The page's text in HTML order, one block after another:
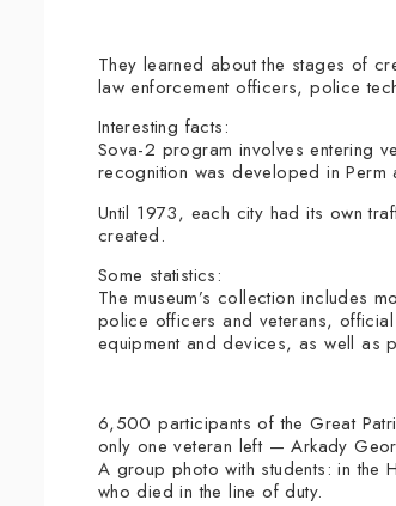
They learned about the stages of
law enforcement officers, police
Interesting facts:
Sova-2 program involves entering
recognition was developed in Perm
Until 1973, each city had its own
created.
Some statistics:
The museum’s collection includes
police officers and veterans,
equipment and devices, as well as
6,500 participants of the Great
only one veteran left — Arkady
A group photo with students: in the
who died in the line of duty.